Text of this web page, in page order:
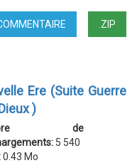
.ZIP
Ere (Suite Guerre
)
de
5 540
0.43 Mo